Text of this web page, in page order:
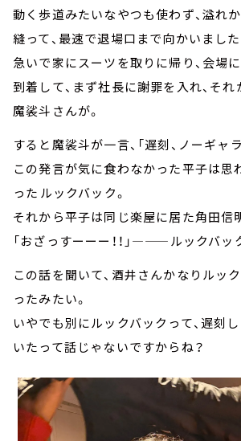
動く歩道みたいなやつも使わず、溢れ
縫って、最速で退場口まで向かいました
急いで家にスーツを取りに帰り、会場に
到着して、まず社長に謝罪を入れ、そ
魔裟斗さんが。
すると魔裟斗が一言、「遅刻、ノーギャラ
この発言が気に食わなかった平子は思
った―――ルックバック。
それから平子は同じ楽屋に居た角田信
「おざっすーーー！！」—――ルックバッ
この話を聞いて、酒井さんかなりルッ
ったみたい。
いやでも別にルックバックって、遅刻
いたって話じゃないですからね？